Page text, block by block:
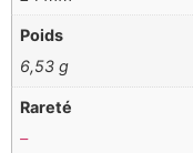
Poids
6,53 g
Rareté
–